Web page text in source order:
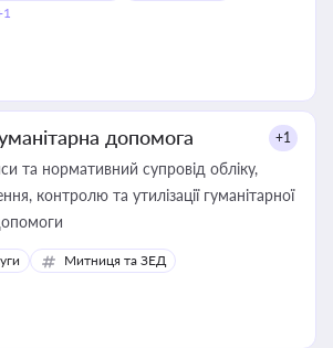
допомога +1
та нормативний супровід обліку,
контролю та утилізації гуманітарної
Митниця та ЗЕД